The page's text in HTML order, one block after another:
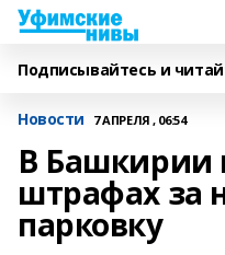
Подписывайтесь и
Новости 7 АПРЕЛЯ , 06:54
В Башкирии
штрафах за
парковку